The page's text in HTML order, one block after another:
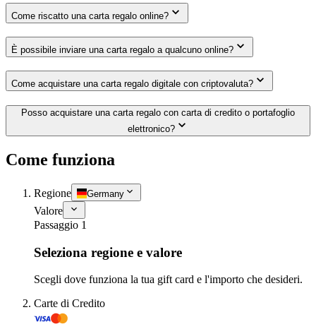
Come riscatto una carta regalo online?
È possibile inviare una carta regalo a qualcuno online?
Come acquistare una carta regalo digitale con criptovaluta?
Posso acquistare una carta regalo con carta di credito o portafoglio
elettronico?
Come funziona
Regione Germany
Valore
Passaggio 1
Seleziona regione e valore
Scegli dove funziona la tua gift card e l'importo che desideri.
Carte di Credito